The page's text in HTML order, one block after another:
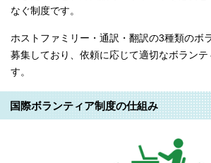
なぐ制度です。
ホストファミリー・通訳・翻訳の3種類のボ
募集しており、依頼に応じて適切なボランテ
す。
国際ボランティア制度の仕組み